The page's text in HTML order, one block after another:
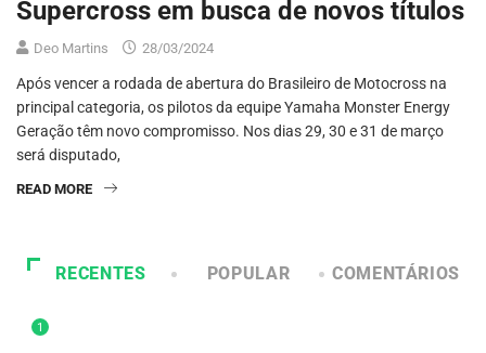
Supercross em busca de novos títulos
Deo Martins 28/03/2024
Após vencer a rodada de abertura do Brasileiro de Motocross na
principal categoria, os pilotos da equipe Yamaha Monster Energy
Geração têm novo compromisso. Nos dias 29, 30 e 31 de março
será disputado,
READ MORE
RECENTES POPULAR COMENTÁRIOS
1